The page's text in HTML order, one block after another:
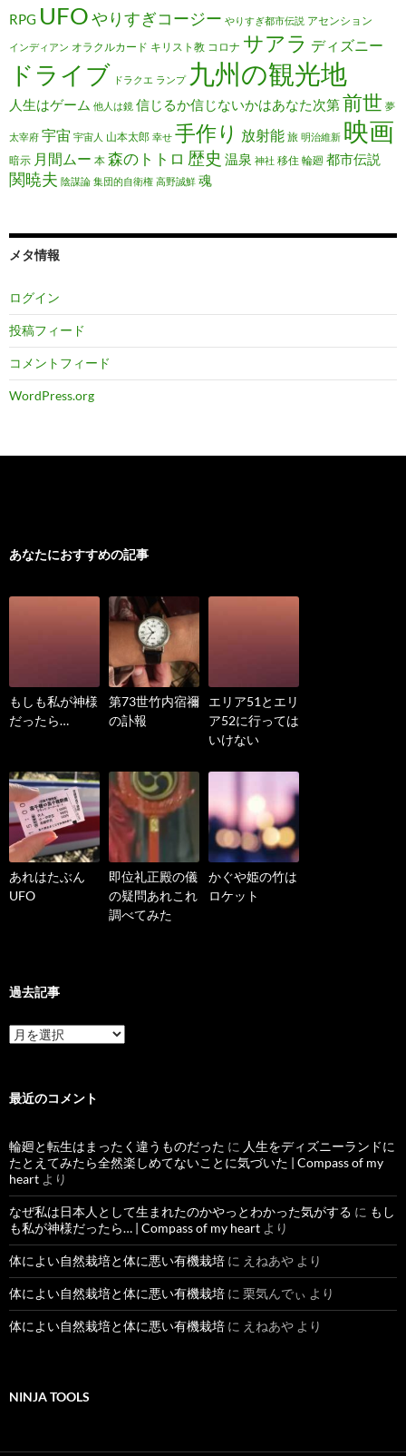
RPG UFOやりすぎコージー やりすぎ都市伝説 アセンション
インディアン オラクルカード キリスト教 コロナ サアラ ディズニー
ドライブ ドラクエ ランプ 九州の観光地
人生はゲーム 他人は鏡 信じるか信じないかはあなた次第前世 夢
太宰府 宇宙 宇宙人 山本太郎 幸せ 手作り 放射能 旅 明治維新 映画
暗示 月間ムー 本 森のトトロ 歴史 温泉 神社 移住 輪廻 都市伝説
関暁夫 陰謀論 集団的自衛権 高野誠鮮 魂
メタ情報
ログイン
投稿フィード
コメントフィード
WordPress.org
あなたにおすすめの記事
もしも私が神様
だったら…
第73世竹内宿禰
の訃報
エリア51とエリ
ア52に行っては
いけない
あれはたぶん
UFO
即位礼正殿の儀
の疑問あれこれ
調べてみた
かぐや姫の竹は
ロケット
過去記事
過
去
最近のコメント
輪廻と転生はまったく違うものだった に 人生をディズニーランドに
たとえてみたら全然楽しめてないことに気づいた | Compass of my
heart より
なぜ私は日本人として生まれたのかやっとわかった気がする に もし
も私が神様だったら… | Compass of my heart より
体によい自然栽培と体に悪い有機栽培 に えねあや より
体によい自然栽培と体に悪い有機栽培 に 栗気んでぃ より
体によい自然栽培と体に悪い有機栽培 に えねあや より
NINJA TOOLS